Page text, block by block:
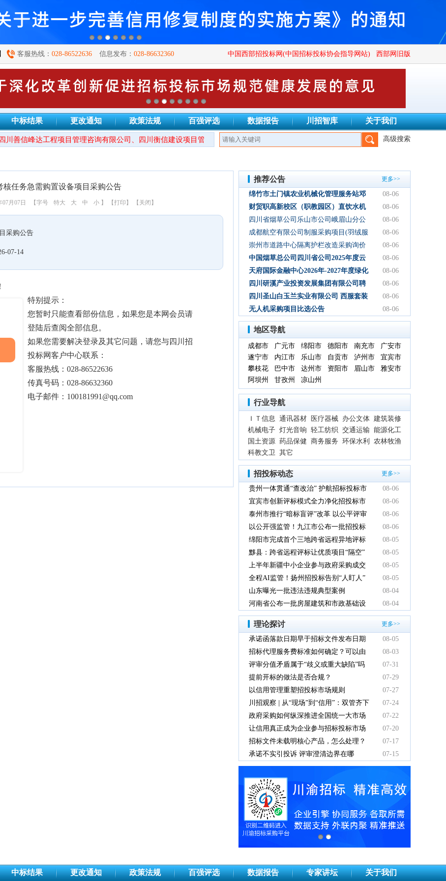
客服热线： 028-86522636 信息发布： 028-86632360 中国西部招投标网(中国招标投标协会指导网站) 西部网旧版
中标结果 更改通知 政策法规 百强评选 数据报告 川招智库 关于我们
信峰达工程项目管理咨询有限公司、四川衡信建设项目管理有限公司、四川正汇恒招标代理有限公司、四川创致瑞兴工程项目管理
高级搜索
核任务急需购置设备项目采购公告
月07日 【字号 特大 大 中 小 】 【打印】 【关闭】
采购公告
07-14
特别提示：
您暂时只能查看部份信息，如果您是本网会员请
登陆后查阅全部信息。
如果您需要解决登录及其它问题，请您与四川招
投标网客户中心联系：
客服热线：028-86522636
传真号码：028-86632360
电子邮件：100181991@qq.com
推荐公告 更多>>
绵竹市土门镇农业机械化管理服务站邓
林加油站双层管线隐患整改项目结果公
示
08-06
财贸职高新校区（职教园区）直饮水机
设备采购项目采购公告
08-06
四川省烟草公司乐山市公司峨眉山分公
司2026年-2027年食堂食材购买服务-询比
采购公告
08-06
成都航空有限公司制服采购项目(羽绒服
类)成交结果公告
08-06
崇州市道路中心隔离护栏改造采购询价
通知
08-06
中国烟草总公司四川省公司2025年度云
平台扩容项目（第三次） 中标候选人公
示
08-06
天府国际金融中心2026年-2027年度绿化
养护服务采购项目比选公告
08-06
四川研溪产业投资发展集团有限公司聘
请第三方服务机构开展贸易业务票据、
国内信用证结算服务结果公告
08-06
四川圣山白玉兰实业有限公司 西服套装
成品采购竞争性磋商公告
08-06
无人机采购项目比选公告
08-06
地区导航
成都市 广元市 绵阳市 德阳市 南充市
广安市
遂宁市
内江市 乐山市 自贡市 泸州市
宜宾市
攀枝花
巴中市 达州市 资阳市 眉山市
雅安市
阿坝州
甘孜州 凉山州
行业导航
ＩＴ信息 通讯器材 医疗器械 办公文体 建筑装修
机械电子 灯光音响 轻工纺织 交通运输 能源化工
国土资源 药品保健 商务服务 环保水利
农林牧渔
科教文卫 其它
招投标动态 更多>>
贵州一体贯通“查改治” 护航招标投标市
场规范健康发展
08-06
宜宾市创新评标模式全力净化招投标市
场环境
08-06
泰州市推行“暗标盲评”改革 以公平评审
推动政府采购提质增效
08-06
以公开强监管！九江市公布一批招投标
领域系统整治典型案例
08-06
绵阳市完成首个三地跨省远程异地评标
项目
08-05
黟县：跨省远程评标让优质项目“隔空”
落地
08-05
上半年新疆中小企业参与政府采购成交
额创新高
08-05
全程AI监管！扬州招投标告别“人盯人”
08-05
山东曝光一批违法违规典型案例
08-04
河南省公布一批房屋建筑和市政基础设
施工程招标投标违法违规典型案例
08-04
理论探讨 更多>>
承诺函落款日期早于招标文件发布日期
有效吗
08-05
招标代理服务费标准如何确定？可以由
中标人支付吗？
08-03
评审分值矛盾属于“歧义或重大缺陷”吗
07-31
提前开标的做法是否合规？
07-29
以信用管理重塑招投标市场规则
07-27
川招观察 | 从“现场”到“信用”：双管齐下
重塑招投标新秩序
07-24
政府采购如何纵深推进全国统一大市场
建设
07-22
让信用真正成为企业参与招标投标市场
竞争的“通行证”
07-20
招标文件未载明核心产品，怎么处理？
07-17
承诺不实引投诉 评审澄清边界在哪
07-15
中标结果 更改通知 政策法规 百强评选 数据报告 专家讲坛 关于我们